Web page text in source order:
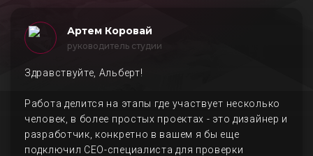
Артем Коровай
руководитель студии
Здравствуйте, Альберт!
Работа делится на этапы где участвует несколько
человек, в более простых проектах - это дизайнер и
разработчик, конкретно в вашем я бы еще
подключил СЕО-специалиста для проверки